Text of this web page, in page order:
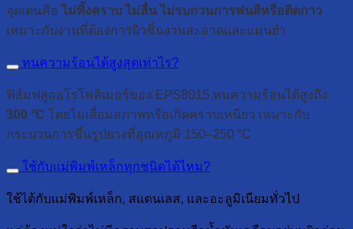
จุดเด่นคือ ไม่ทิ้งคราบ ไม่ลื่น ไม่รบกวนการพ่นสีหรือติดกาว
เหมาะกับงานที่ต้องการผิวชิ้นงานสะอาดและแม่นยำ
ทนความร้อนได้สูงสุดเท่าไร?
ฟิล์มฟลูออโรโพลิเมอร์ของ EPS8015 ทนความร้อนได้สูงถึง
300 °C โดยไม่เสื่อมสภาพหรือเกิดคราบเหนียว เหมาะกับ
กระบวนการขึ้นรูปยางที่อุณหภูมิ 150–250 °C
ใช้กับแม่พิมพ์เหล็กทุกชนิดได้ไหม?
ใช้ได้กับแม่พิมพ์เหล็ก, สแตนเลส, และอะลูมิเนียมทั่วไป